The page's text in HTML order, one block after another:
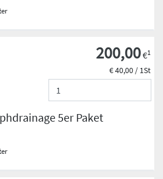
5er Paket
200,00€1
€ 40,00 / 1St